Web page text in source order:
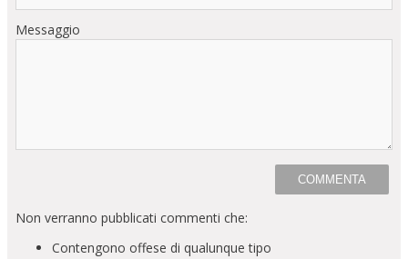
Messaggio
Non verranno pubblicati commenti che:
Contengono offese di qualunque tipo